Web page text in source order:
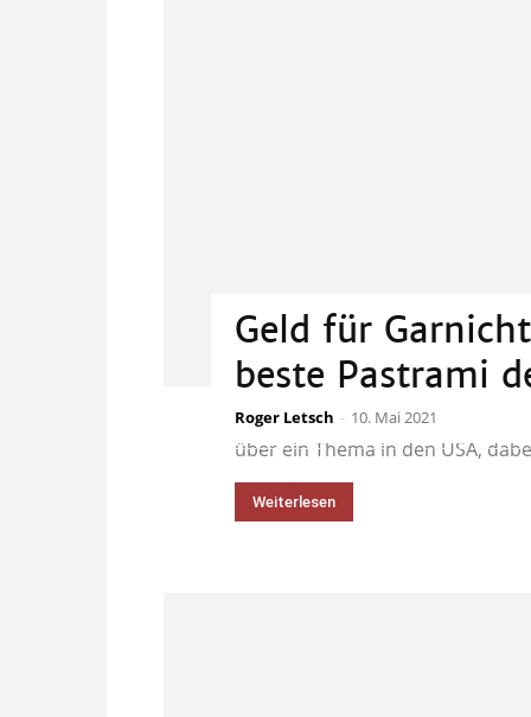
Geld für
beste Pastrami
Roger Letsch - 10. Mai 2021
Ja, ich weiß schon, was gleich
über ein Thema in den USA,
Weiterlesen